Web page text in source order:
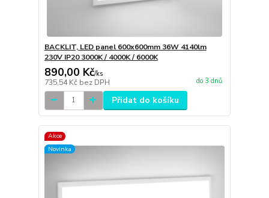
BACKLIT, LED panel 600x600mm 36W 4140lm
230V IP20 3000K / 4000K / 6000K
890,00 Kč/ks
735,54 Kč bez DPH do 3 dnů
Přidat do košíku
Akce
Novinka